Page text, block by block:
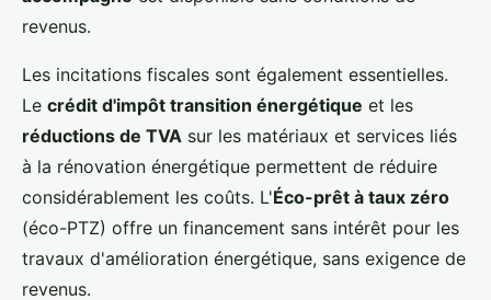
revenus.
Les incitations fiscales sont également essentielles.
Le crédit d'impôt transition énergétique et les
réductions de TVA sur les matériaux et services liés
à la rénovation énergétique permettent de réduire
considérablement les coûts. L'Éco-prêt à taux zéro
(éco-PTZ) offre un financement sans intérêt pour les
travaux d'amélioration énergétique, sans exigence de
revenus.